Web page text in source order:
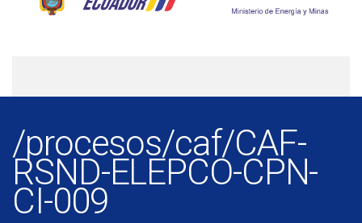
/procesos/caf/CAF-
RSND-ELEPCO-CPN-
CI-009